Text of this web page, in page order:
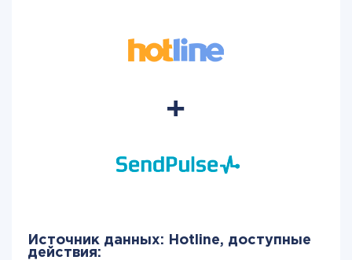
Источник данных: Hotline, доступные
действия: